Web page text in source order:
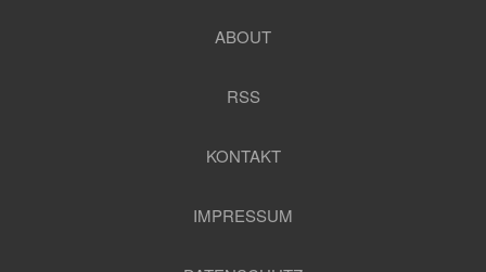
ABOUT
RSS
KONTAKT
IMPRESSUM